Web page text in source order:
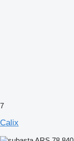
7
Calix